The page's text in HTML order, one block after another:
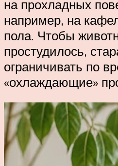
на прохладных
например, на
пола. Чтобы
простудилось,
ограничивать по
«охлаждающие»